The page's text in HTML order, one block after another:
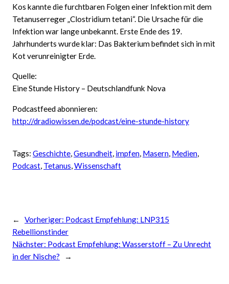
Kos kannte die furchtbaren Folgen einer Infektion mit dem
Tetanuserreger „Clostridium tetani“. Die Ursache für die
Infektion war lange unbekannt. Erste Ende des 19.
Jahrhunderts wurde klar: Das Bakterium befindet sich in mit
Kot verunreinigter Erde.
Quelle:
Eine Stunde History – Deutschlandfunk Nova
Podcastfeed abonnieren:
http://dradiowissen.de/podcast/eine-stunde-history
Tags: Geschichte, Gesundheit, impfen, Masern, Medien
Podcast, Tetanus, Wissenschaft
← Vorheriger: Podcast Empfehlung: LNP315
Rebellionstinder
Nächster: Podcast Empfehlung: Wasserstoff – Zu Unrecht
in der Nische?
→